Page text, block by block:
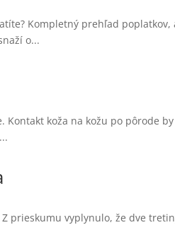
Kompletný prehľad
o...
koža na kožu po pôrode
prieskumu vyplynulo, že dve